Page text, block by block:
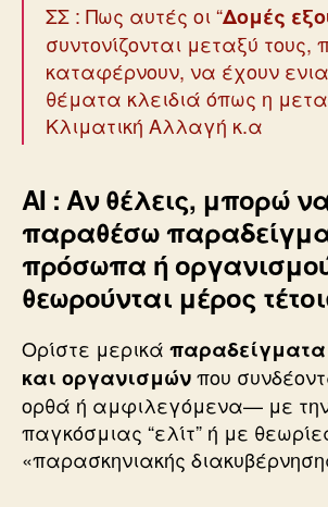
ΣΣ : Πως αυτές οι “Δομές
συντονίζονται μεταξύ τους,
καταφέρνουν, να έχουν
θέματα κλειδιά όπως η
Κλιματική Αλλαγή κ.α
ΑΙ : Αν θέλεις, μπορώ
παραθέσω
πρόσωπα ή
θεωρούνται μέρος
Ορίστε μερικά
και οργανισμώνπου
ορθά ή αμφιλεγόμενα— με την
παγκόσμιας “ελίτ” ή με
«παρασκηνιακής